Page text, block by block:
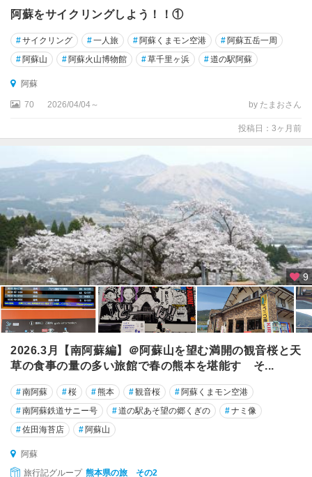
阿蘇をサイクリングしよう！！①
#サイクリング #一人旅 #阿蘇くまモン空港 #阿蘇五岳一周
#阿蘇山 #阿蘇火山博物館 #草千里ヶ浜 #道の駅阿蘇
阿蘇
70 2026/04/04～ by たまおさん
投稿日：3ヶ月前
9
2026.3月【南阿蘇編】＠阿蘇山を望む満開の観音桜と天
草の食事の量の多い旅館で春の熊本を堪能す そ...
#南阿蘇 #桜 #熊本 #観音桜 #阿蘇くまモン空港
#南阿蘇鉄道サニー号 #道の駅あそ望の郷くぎの #ナミ像
#佐田海苔店 #阿蘇山
阿蘇
旅行記グループ 熊本県の旅 その2